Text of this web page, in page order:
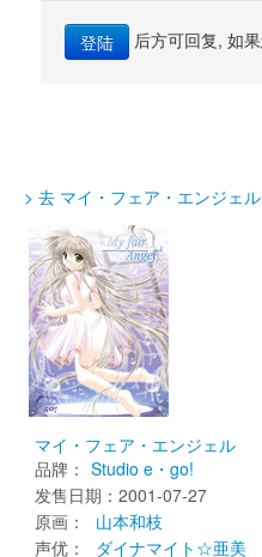
登陆 后方可回复, 如
> 去 マイ・フェア・エンジェ
マイ・フェア・エンジェル
品牌： Studio e・go!
发售日期：2001-07-27
原画：
山本和枝
声优：
ダイナマイト☆亜美